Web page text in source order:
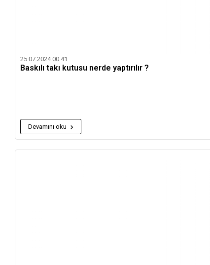
25.07.2024 00:41
Baskılı takı kutusu nerde yaptırılır ?
Devamını oku